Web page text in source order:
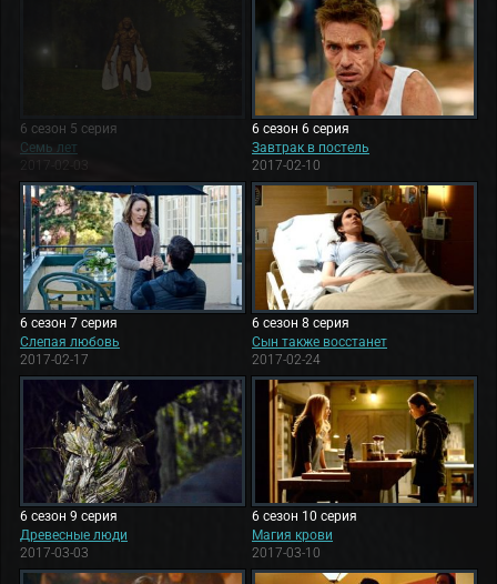
6 сезон 5 серия
Семь лет
2017-02-03
6 сезон 6 серия
Завтрак в постель
2017-02-10
6 сезон 7 серия
Слепая любовь
2017-02-17
6 сезон 8 серия
Сын также восстанет
2017-02-24
6 сезон 9 серия
Древесные люди
2017-03-03
6 сезон 10 серия
Магия крови
2017-03-10